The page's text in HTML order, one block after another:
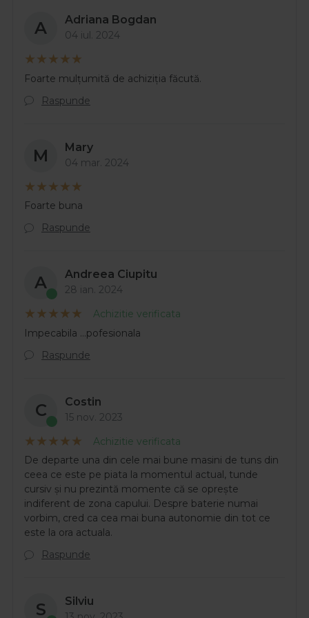
A Adriana Bogdan
04 iul. 2024
Foarte mulțumită de achiziția făcută.
Raspunde
M Mary
04 mar. 2024
Foarte buna
Raspunde
A Andreea Ciupitu
28 ian. 2024
Achizitie verificata
Impecabila …pofesionala
Raspunde
C Costin
15 nov. 2023
Achizitie verificata
De departe una din cele mai bune masini de tuns din
ceea ce este pe piata la momentul actual, tunde
cursiv și nu prezintă momente că se oprește
indiferent de zona capului. Despre baterie numai
vorbim, cred ca cea mai buna autonomie din tot ce
este la ora actuala.
Raspunde
S Silviu